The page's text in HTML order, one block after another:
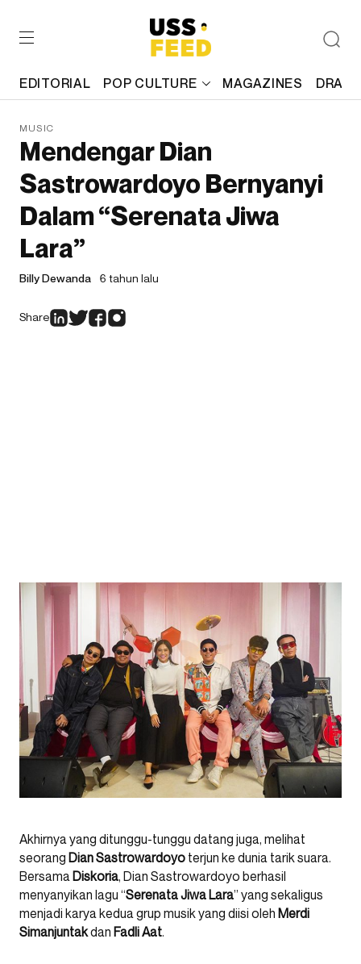
EDITORIAL POP CULTURE MAGAZINES
MUSIC
Mendengar Dian
Sastrowardoyo Bernyanyi
Dalam “Serenata Jiwa
Lara”
Billy Dewanda 6 tahun lalu
Share
Akhirnya yang ditunggu-tunggu datang juga, melihat
seorang Dian Sastrowardoyo terjun ke dunia tarik suara.
Bersama Diskoria, Dian Sastrowardoyo berhasil
menyanyikan lagu “Serenata Jiwa Lara” yang sekaligus
menjadi karya kedua grup musik yang diisi oleh Merdi
Simanjuntakdan Fadli Aat.